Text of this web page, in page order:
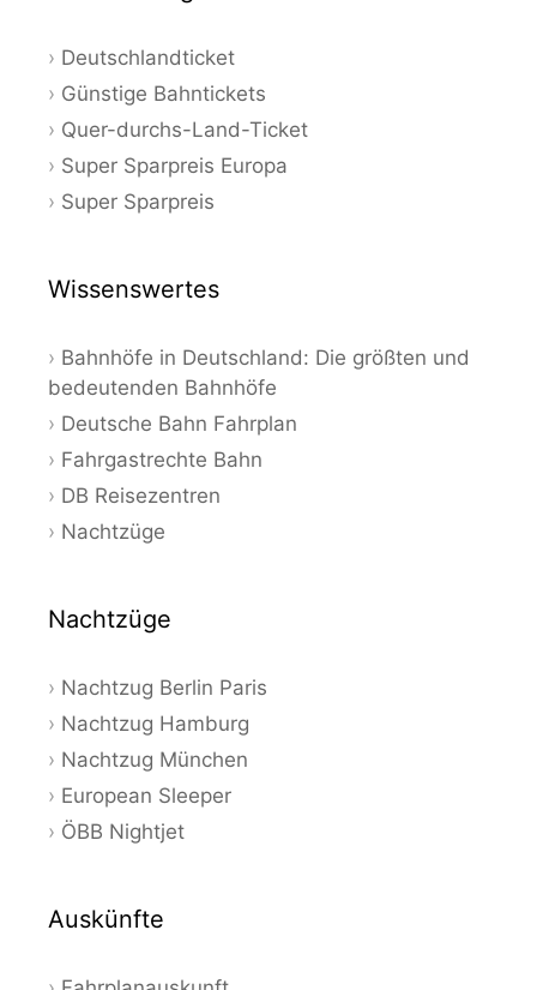
Deutschlandticket
Günstige Bahntickets
Quer-durchs-Land-Ticket
Super Sparpreis Europa
Super Sparpreis
Wissenswertes
Bahnhöfe in Deutschland: Die größten und
bedeutenden Bahnhöfe
Deutsche Bahn Fahrplan
Fahrgastrechte Bahn
DB Reisezentren
Nachtzüge
Nachtzüge
Nachtzug Berlin Paris
Nachtzug Hamburg
Nachtzug München
European Sleeper
ÖBB Nightjet
Auskünfte